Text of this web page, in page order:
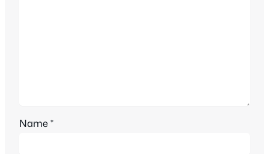
Name*